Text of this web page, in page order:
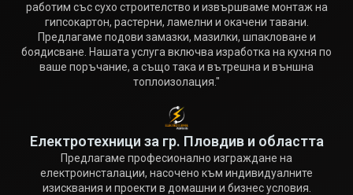
работим със сухо строителство и извършваме монтаж на
гипсокартон, растерни, ламелни и окачени тавани.
Предлагаме подови замазки, мазилки, шпакловане и
боядисване. Нашата услуга включва изработка на кухня по
ваше поръчание, а също така и вътрешна и външна
топлоизолация."
Електротехници за гр. Пловдив и областта
Предлагаме професионално изграждане на
електроинсталации, насочено към индивидуалните
изисквания и проекти в домашни и бизнес условия.